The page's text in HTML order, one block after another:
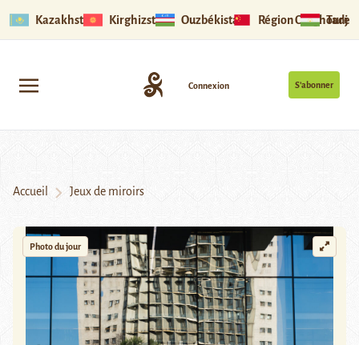
Kazakhstan Kirghizstan Ouzbékistan Région Ouïghoure
S’abonner
Connexion
Accueil Jeux de miroirs
Photo du jour